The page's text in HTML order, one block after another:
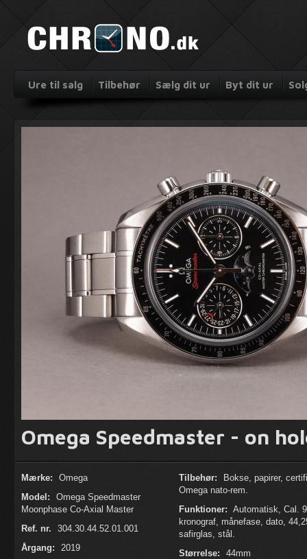
Ure til salg Tilbehør Sælg dit ur Byt dit ur
Omega Speedmaster - on
Mærke:
Omega
Model:
Omega Speedmaster
Moonphase Co-Axial Master
Ref. nr.
304.30.44.52.01.001
Årgang:
2019
Tilbehør:
Bokse, papirer,
Omega nato-rem.
Funktioner: Automatisk, Cal.
kronograf, månefase, dato,
safirglas, stål.
Størrelse:
44mm